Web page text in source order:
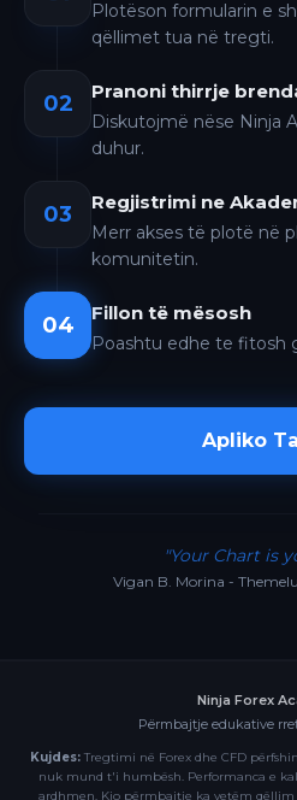
Plotëson formularin e
qëllimet tua në tregti.
02 Pranoni thirrje
Diskutojmë nëse Ninja
duhur.
03 Regjistrimi ne
Merr akses të plotë në
komunitetin.
04 Fillon të mësosh
Poashtu edhe te fitosh
Apliko
"Your Chart is
Vigan B. Morina -
Ninja Forex
Përmbajtje edukative
Kujdes:Tregtimi në Forex dhe CFD
nuk mund t'i humbësh. Performanca e
ardhmen. Kjo përmbajtje ka vetëm